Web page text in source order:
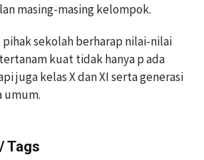
masing-masing kelompok.
sekolah berharap nilai-nilai
kuat tidak hanya p ada
juga kelas X dan XI serta generasi
umum.
Tags